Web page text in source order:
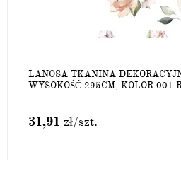
LANOSA TKANINA
WYSOKOŚĆ 295CM, KOLOR 001
31,91 zł/szt.